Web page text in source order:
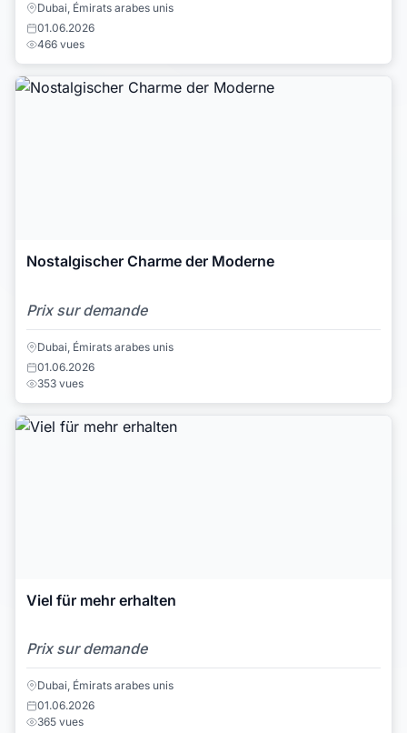
Dubai, Émirats arabes unis
01.06.2026
466 vues
Nostalgischer Charme der Moderne
Prix sur demande
Dubai, Émirats arabes unis
01.06.2026
353 vues
Viel für mehr erhalten
Prix sur demande
Dubai, Émirats arabes unis
01.06.2026
365 vues